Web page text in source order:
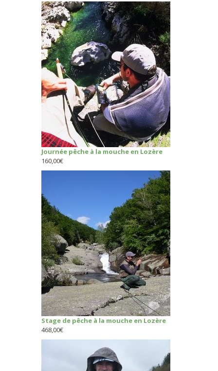
Journée pêche à la mouche en Lozère
160,00€
Stage de pêche à la mouche en Lozère
468,00€